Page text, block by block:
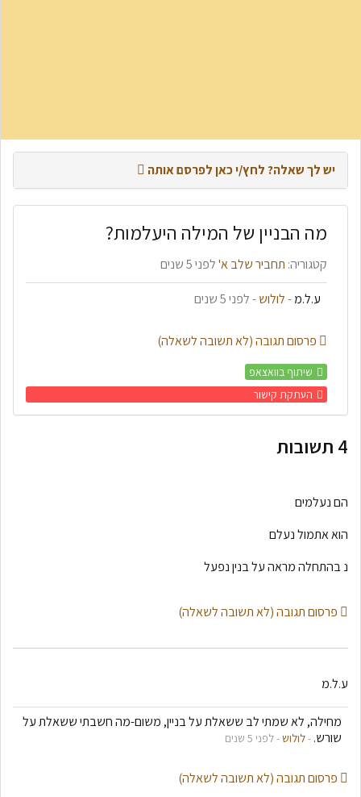
יש לך שאלה? לחץ/י כאן לפרסם אותה
חיפוש מתקדם
מה הבניין של המילה היעלמות?
קטגוריה: תחביר שלב א'לפני 5 שנים
ע.ל.מ-לולוש- לפני 5 שנים
פרסום תגובה (לא תשובה לשאלה)
שיתוף בוואצאפ
העתקת קישור
4 תשובות
הם נעלמים
הוא אתמול נעלם
נ בהתחלה מראה על בנין נפעל
פרסום תגובה (לא תשובה לשאלה)
ע.ל.מ
מחילה, לא שמתי לב ששאלת על בניין, משום-מה חשבתי ששאלת על
שורש. -לולוש - לפני 5 שנים
פרסום תגובה (לא תשובה לשאלה)